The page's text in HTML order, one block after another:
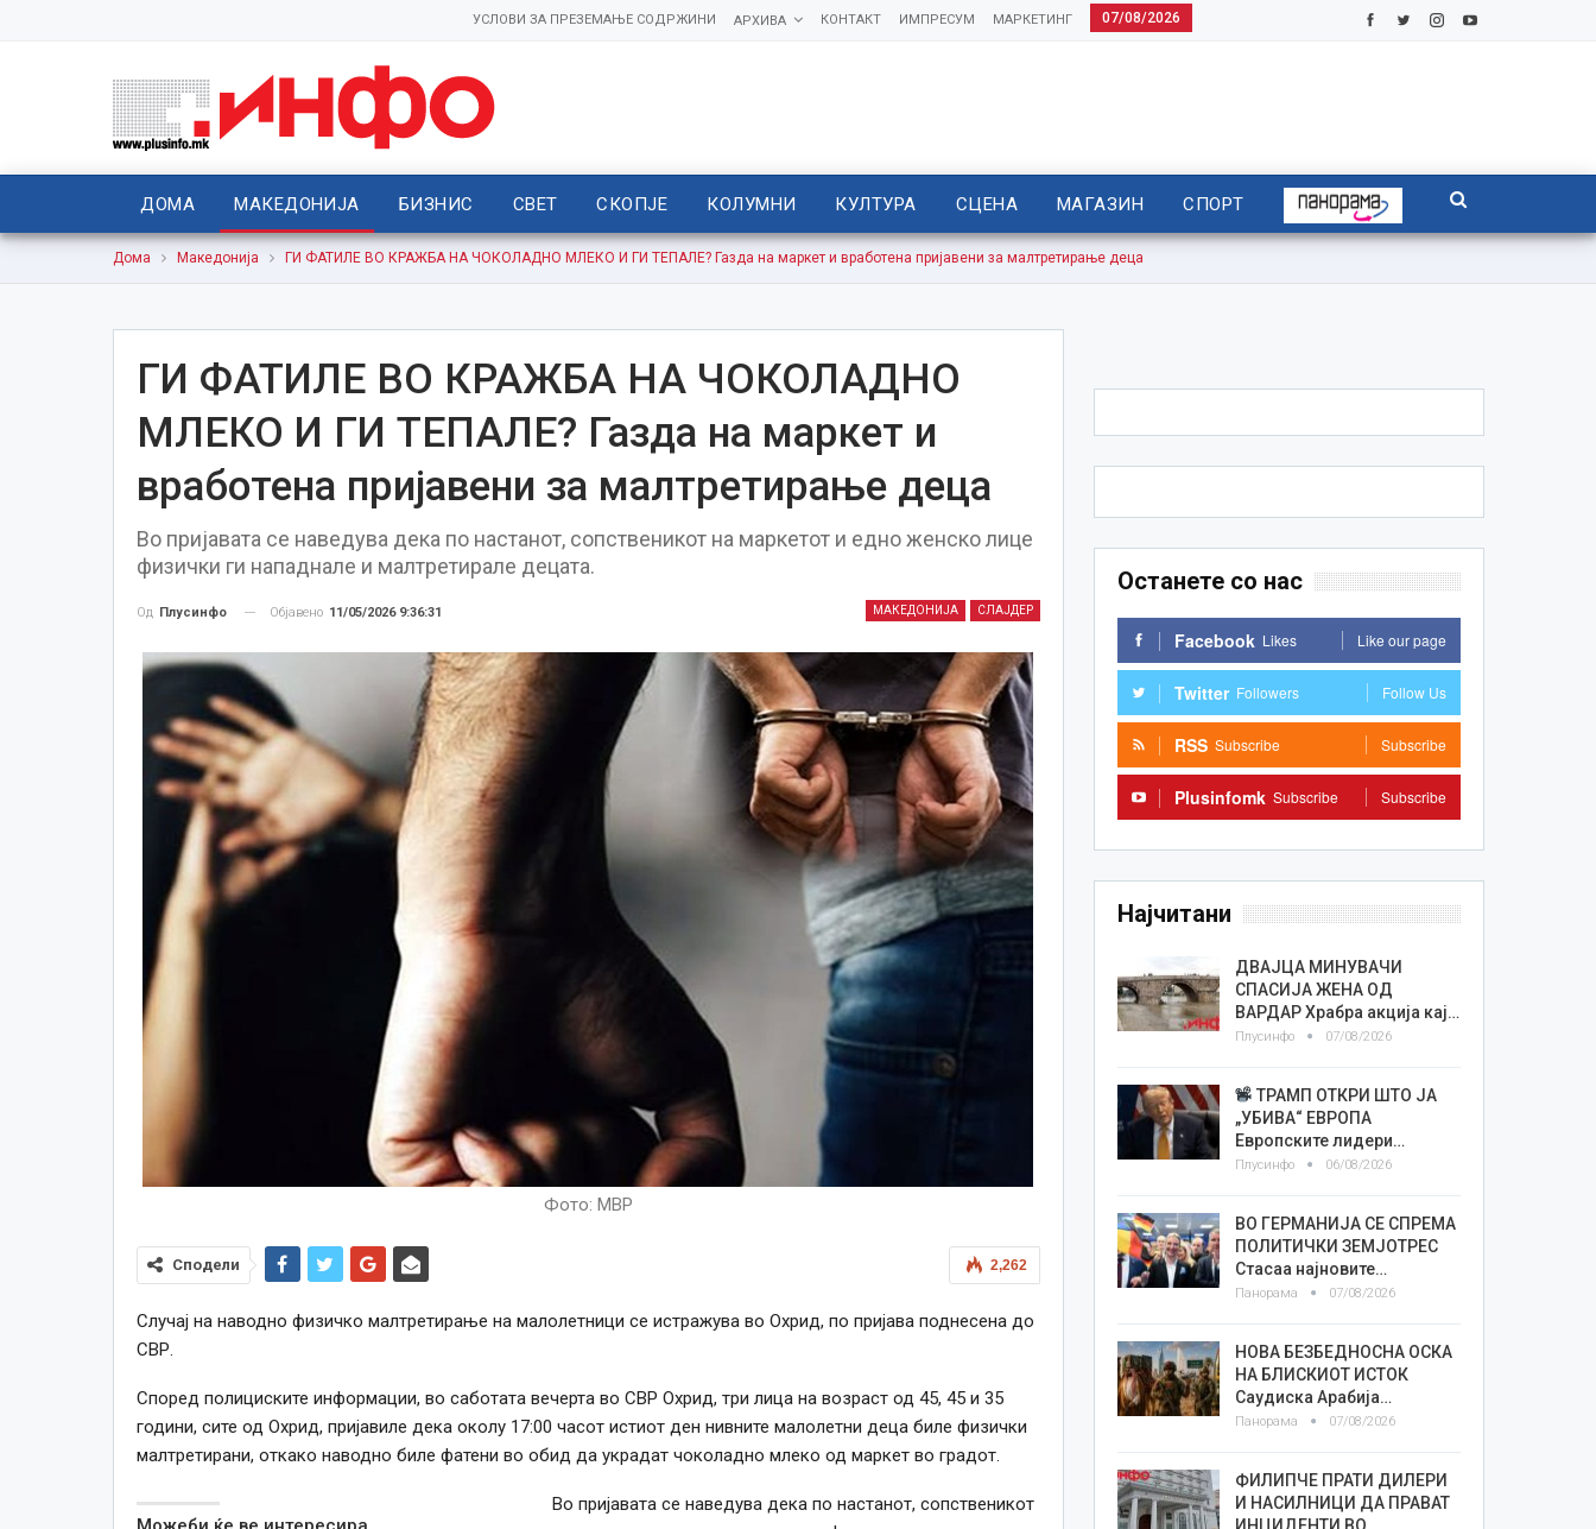
07/08/2026
МАРКЕТИНГ
ИМПРЕСУМ
КОНТАКТ
АРХИВА
УСЛОВИ ЗА ПРЕЗЕМАЊЕ СОДРЖИНИ
ДОМА МАКЕДОНИЈА БИЗНИС СВЕТ СКОПЈЕ КОЛУМНИ КУЛТУРА СЦЕНА МАГАЗИН СПОРТ
Дома Македонија ГИ ФАТИЛЕ ВО КРАЖБА НА ЧОКОЛАДНО МЛЕКО И ГИ ТЕПАЛЕ? Газда на маркет и вработена пријавени за малтретирање деца
ГИ ФАТИЛЕ ВО КРАЖБА НА ЧОКОЛАДНО
МЛЕКО И ГИ ТЕПАЛЕ? Газда на маркет и
вработена пријавени за малтретирање деца
Во пријавата се наведува дека по настанот, сопственикот на маркетот и едно женско лице
физички ги нападнале и малтретирале децата.
МАКЕДОНИЈА СЛАЈДЕР
Од Плусинфо Објавено 11/05/2026 9:36:31
Фото: МВР
2,262
Сподели
Случај на наводно физичко малтретирање на малолетници се истражува во Охрид, по пријава поднесена до
СВР.
Според полициските информации, во саботата вечерта во СВР Охрид, три лица на возраст од 45, 45 и 35
години, сите од Охрид, пријавиле дека околу 17:00 часот истиот ден нивните малолетни деца биле физички
малтретирани, откако наводно биле фатени во обид да украдат чоколадно млеко од маркет во градот.
Во пријавата се наведува дека по настанот, сопственикот
Останете со нас
Facebook Likes Like our page
Twitter Followers Follow Us
RSS Subscribe Subscribe
Plusinfomk Subscribe Subscribe
Најчитани
ДВАЈЦА МИНУВАЧИ
СПАСИЈА ЖЕНА ОД
ВАРДАР Храбра акција кај…
Плусинфо 07/08/2026
ТРАМП ОТКРИ ШТО ЈА
„УБИВА“ ЕВРОПА
Европските лидери…
Плусинфо 06/08/2026
ВО ГЕРМАНИЈА СЕ СПРЕМА
ПОЛИТИЧКИ ЗЕМЈОТРЕС
Стасаа најновите…
Панорама 07/08/2026
НОВА БЕЗБЕДНОСНА ОСКА
НА БЛИСКИОТ ИСТОК
Саудиска Арабија…
Панорама 07/08/2026
ФИЛИПЧЕ ПРАТИ ДИЛЕРИ
И НАСИЛНИЦИ ДА ПРАВАТ
ИНЦИДЕНТИ ВО…